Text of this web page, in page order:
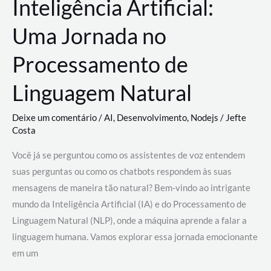
Inteligência Artificial:
Uma Jornada no
Processamento de
Linguagem Natural
Deixe um comentário/AI, Desenvolvimento, Nodejs / Jefte
Costa
Você já se perguntou como os assistentes de voz entendem
suas perguntas ou como os chatbots respondem às suas
mensagens de maneira tão natural? Bem-vindo ao intrigante
mundo da Inteligência Artificial (IA) e do Processamento de
Linguagem Natural (NLP), onde a máquina aprende a falar a
linguagem humana. Vamos explorar essa jornada emocionante
em um